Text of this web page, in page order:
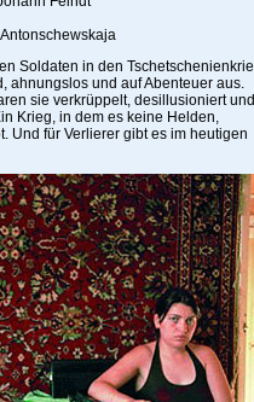
Soldaten in den
ahnungslos und auf Abenteuer aus.
sie verkrüppelt, desillusioniert und
Krieg, in dem es keine Helden,
Und für Verlierer gibt es im heutigen